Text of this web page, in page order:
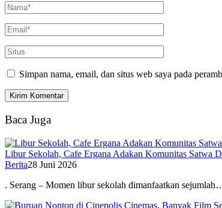
Simpan nama, email, dan situs web saya pada
Baca Juga
Libur Sekolah, Cafe Ergana Adakan Komunitas Satwa
Berita28 Juni 2026
. Serang – Momen libur sekolah dimanfaatkan